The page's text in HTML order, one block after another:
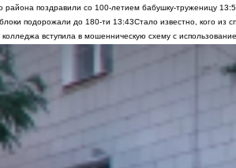
района поздравили со 100-летием бабушку-труженицу
подорожали до 180-ти 13:43Стало известно, кого из
вступила в мошенническую схему с